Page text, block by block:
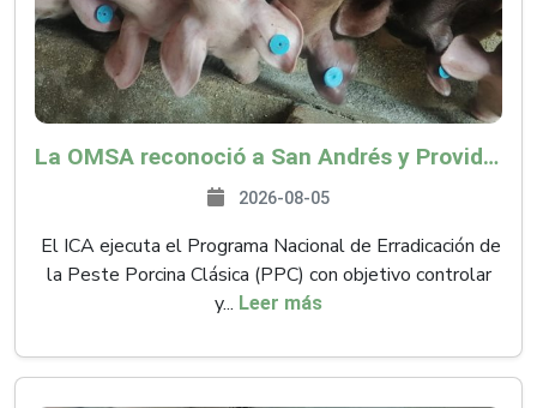
La OMSA reconoció a San Andrés y Providencia como zona libre de Peste Porcina Clásica (PPC)
2026-08-05
El ICA ejecuta el Programa Nacional de Erradicación de
la Peste Porcina Clásica (PPC) con objetivo controlar
y... Leer más